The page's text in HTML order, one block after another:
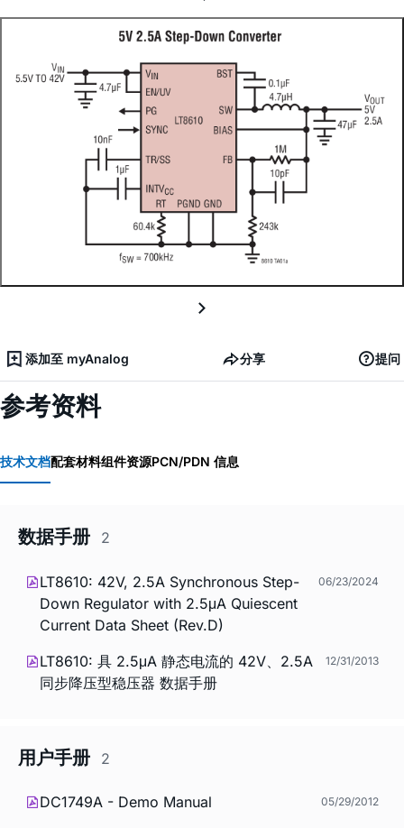
添加至 myAnalog 分享 提问
参考资料
技术文档配套材料组件资源PCN/PDN 信息
数据手册 2
LT8610: 42V, 2.5A Synchronous Step-
Down Regulator with 2.5μA Quiescent
Current Data Sheet (Rev.D)
06/23/2024
LT8610: 具 2.5μA 静态电流的 42V、2.5A
同步降压型稳压器 数据手册
12/31/2013
用户手册 2
DC1749A - Demo Manual 05/29/2012